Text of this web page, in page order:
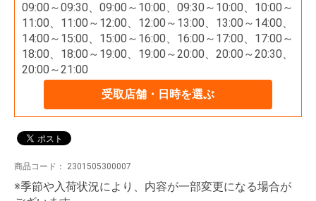
受取店舗・日時を選ぶ
09:00～09:30、09:00～10:00、09:30～10:00、10:00～
11:00、11:00～12:00、12:00～13:00、13:00～14:00、
14:00～15:00、15:00～16:00、16:00～17:00、17:00～
18:00、18:00～19:00、19:00～20:00、20:00～20:30、
20:00～21:00
商品コード： 2301505300007
※季節や入荷状況により、内容が一部変更になる場合が